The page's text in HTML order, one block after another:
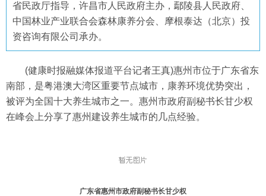
省民政厅指导，许昌市人民政府主办，鄢陵县人民政府、
中国林业产业联合会森林康养分会、摩根泰达（北京）投
资咨询有限公司承办。
(健康时报融媒体报道平台记者王真)惠州市位于广东省东
南部，是粤港澳大湾区重要节点城市，康养环境优势突出，
被评为全国十大养生城市之一。惠州市政府副秘书长甘少权
在峰会上分享了惠州建设养生城市的几点经验。
广东省惠州市政府副秘书长甘少权